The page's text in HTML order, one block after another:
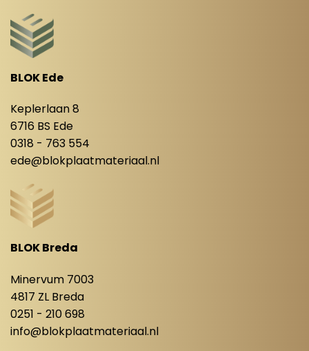
BLOK Ede
Keplerlaan 8
6716 BS Ede
0318 - 763 554
ede@blokplaatmateriaal.nl
BLOK Breda
Minervum 7003
4817 ZL Breda
0251 - 210 698
info@blokplaatmateriaal.nl